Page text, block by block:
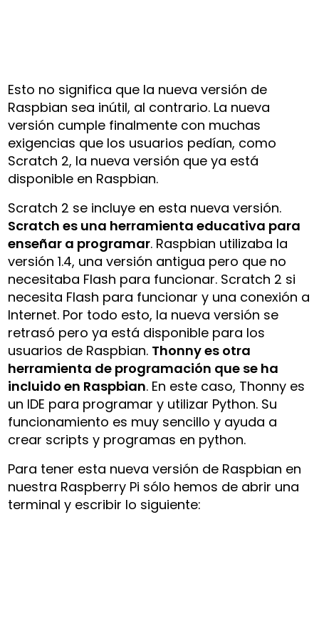
Esto no significa que la nueva versión de
Raspbian sea inútil, al contrario. La nueva
versión cumple finalmente con muchas
exigencias que los usuarios pedían, como
Scratch 2, la nueva versión que ya está
disponible en Raspbian.
Scratch 2 se incluye en esta nueva versión.
Scratch es una herramienta educativa para
enseñar a programar. Raspbian utilizaba la
versión 1.4, una versión antigua pero que no
necesitaba Flash para funcionar. Scratch 2 si
necesita Flash para funcionar y una conexión a
Internet. Por todo esto, la nueva versión se
retrasó pero ya está disponible para los
usuarios de Raspbian. Thonny es otra
herramienta de programación que se ha
incluido en Raspbian. En este caso, Thonny es
un IDE para programar y utilizar Python. Su
funcionamiento es muy sencillo y ayuda a
crear scripts y programas en python.
Para tener esta nueva versión de Raspbian en
nuestra Raspberry Pi sólo hemos de abrir una
terminal y escribir lo siguiente: